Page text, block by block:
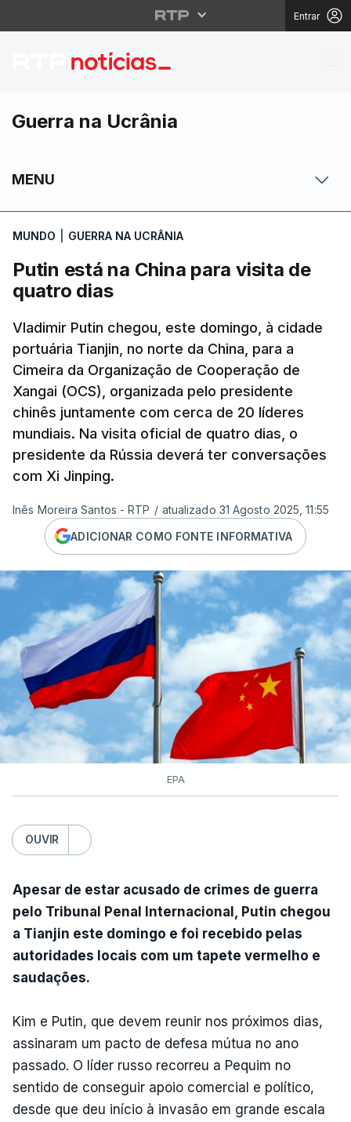
Entrar
Putin está na China
Guerra na Ucrânia
MENU
MUNDO GUERRA NA UCRÂNIA
Putin está na China para visita de
quatro dias
Vladimir Putin chegou, este domingo, à cidade
portuária Tianjin, no norte da China, para a
Cimeira da Organização de Cooperação de
Xangai (OCS), organizada pelo presidente
chinês juntamente com cerca de 20 líderes
mundiais. Na visita oficial de quatro dias, o
presidente da Rússia deverá ter conversações
com Xi Jinping.
Inês Moreira Santos - RTP / atualizado 31 Agosto 2025, 11:55
ADICIONAR COMO FONTE INFORMATIVA
EPA
OUVIR
Apesar de estar acusado de crimes de guerra
pelo Tribunal Penal Internacional, Putin chegou
a Tianjin este domingo e foi recebido pelas
autoridades locais com um tapete vermelho e
saudações.
Kim e Putin, que devem reunir nos próximos dias,
assinaram um pacto de defesa mútua no ano
passado. O líder russo recorreu a Pequim no
sentido de conseguir apoio comercial e político,
desde que deu início à invasão em grande escala